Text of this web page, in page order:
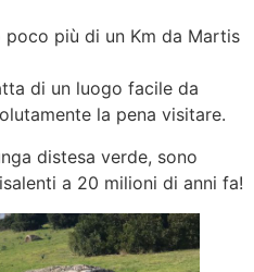
più di un Km da Martis
di un luogo facile da
la pena visitare.
distesa verde, sono
a 20 milioni di anni fa!